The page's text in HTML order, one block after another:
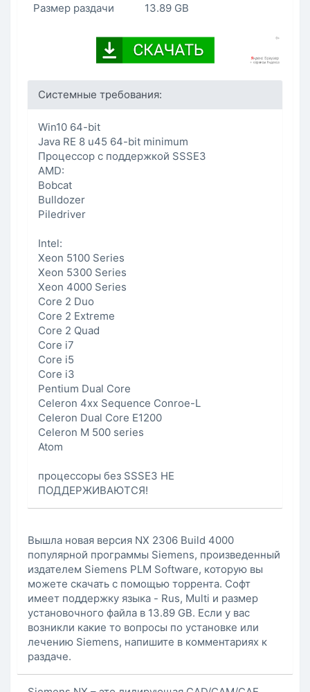
Размер раздачи
13.89 GB
Системные требования:
Win10 64-bit
Java RE 8 u45 64-bit minimum
Процессор с поддержкой SSSE3
AMD:
Bobcat
Bulldozer
Piledriver
Intel:
Xeon 5100 Series
Xeon 5300 Series
Xeon 4000 Series
Core 2 Duo
Core 2 Extreme
Core 2 Quad
Core i7
Core i5
Core i3
Pentium Dual Core
Celeron 4xx Sequence Conroe-L
Celeron Dual Core E1200
Celeron M 500 series
Atom
процессоры без SSSE3 НЕ
ПОДДЕРЖИВАЮТСЯ!
Вышла новая версия NX 2306 Build 4000
популярной программы Siemens, произведенный
издателем Siemens PLM Software, которую вы
можете скачать с помощью торрента. Софт
имеет поддержку языка - Rus, Multi и размер
установочного файла в 13.89 GB. Если у вас
возникли какие то вопросы по установке или
лечению Siemens, напишите в комментариях к
раздаче.